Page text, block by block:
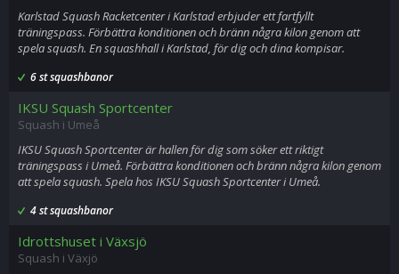
Karlstad Squash Racketcenter i Karlstad erbjuder ett fartfyllt
träningspass. Förbättra konditionen och bränn några kilon genom att
spela squash. En squashhall i Karlstad, för dig och dina kompisar.
6 st squashbanor
IKSU Squash Sportcenter
Squash i Umeå
IKSU Squash Sportcenter är hallen för dig som söker ett riktigt
träningspass i Umeå. Förbättra konditionen och bränn några kilon genom
att spela squash. Spela hos IKSU Squash Sportcenter i Umeå.
4 st squashbanor
Idrottshuset i Växsjö
Squash i Växjö